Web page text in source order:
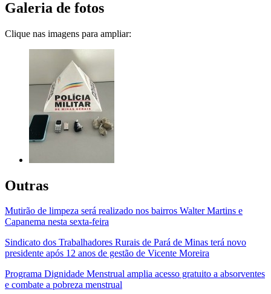
Galeria de fotos
Clique nas imagens para ampliar:
Outras
Mutirão de limpeza será realizado nos bairros Walter Martins e
Capanema nesta sexta-feira
Sindicato dos Trabalhadores Rurais de Pará de Minas terá novo
presidente após 12 anos de gestão de Vicente Moreira
Programa Dignidade Menstrual amplia acesso gratuito a absorventes
e combate a pobreza menstrual